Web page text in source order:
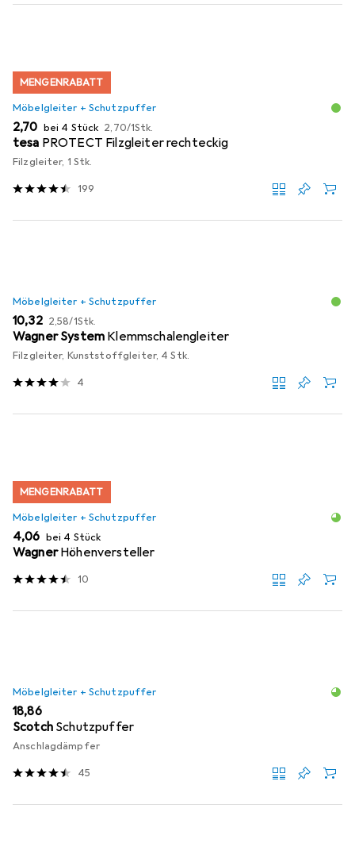
MENGENRABATT
Möbelgleiter + Schutzpuffer
EUR
2,70 bei 4 Stück EUR
2,70/1Stk.
tesa PROTECT Filzgleiter rechteckig
Filzgleiter, 1 Stk.
199
Möbelgleiter + Schutzpuffer
EUR
10,32 EUR
2,58/1Stk.
Wagner System Klemmschalengleiter
Filzgleiter, Kunststoffgleiter, 4 Stk.
4
MENGENRABATT
Möbelgleiter + Schutzpuffer
EUR
4,06 bei 4 Stück
Wagner Höhenversteller
10
Möbelgleiter + Schutzpuffer
EUR
18,86
Scotch Schutzpuffer
Anschlagdämpfer
45